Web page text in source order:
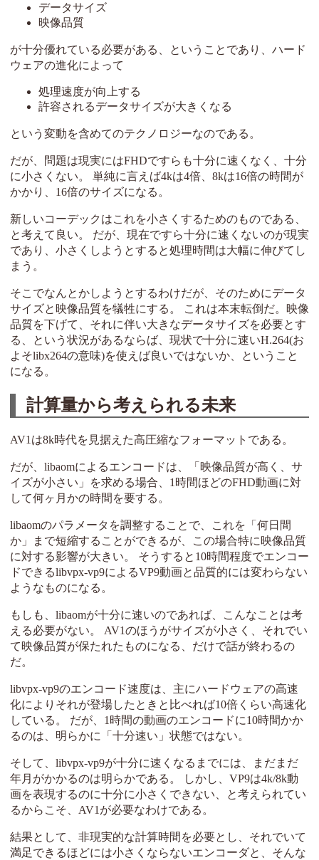
データサイズ
映像品質
が十分優れている必要がある、ということであり、ハード
ウェアの進化によって
処理速度が向上する
許容されるデータサイズが大きくなる
という変動を含めてのテクノロジーなのである。
だが、問題は現実にはFHDですらも十分に速くなく、十分
に小さくない。 単純に言えば4kは4倍、8kは16倍の時間が
かかり、16倍のサイズになる。
新しいコーデックはこれを小さくするためのものである、
と考えて良い。 だが、現在ですら十分に速くないのが現実
であり、小さくしようとすると処理時間は大幅に伸びてし
まう。
そこでなんとかしようとするわけだが、そのためにデータ
サイズと映像品質を犠牲にする。 これは本末転倒だ。映像
品質を下げて、それに伴い大きなデータサイズを必要とす
る、という状況があるならば、現状で十分に速いH.264(お
よそlibx264の意味)を使えば良いではないか、ということ
になる。
計算量から考えられる未来
AV1は8k時代を見据えた高圧縮なフォーマットである。
だが、libaomによるエンコードは、「映像品質が高く、サ
イズが小さい」を求める場合、1時間ほどのFHD動画に対
して何ヶ月かの時間を要する。
libaomのパラメータを調整することで、これを「何日間
か」まで短縮することができるが、この場合特に映像品質
に対する影響が大きい。 そうすると10時間程度でエンコー
ドできるlibvpx-vp9によるVP9動画と品質的には変わらない
ようなものになる。
もしも、libaomが十分に速いのであれば、こんなことは考
える必要がない。 AV1のほうがサイズが小さく、それでい
て映像品質が保たれたものになる、だけで話が終わるの
だ。
libvpx-vp9のエンコード速度は、主にハードウェアの高速
化によりそれが登場したときと比べれば10倍くらい高速化
している。 だが、1時間の動画のエンコードに10時間かか
るのは、明らかに「十分速い」状態ではない。
そして、libvpx-vp9が十分に速くなるまでには、まだまだ
年月がかかるのは明らかである。 しかし、VP9は4k/8k動
画を表現するのに十分に小さくできない、と考えられてい
るからこそ、AV1が必要なわけである。
結果として、非現実的な計算時間を必要とし、それでいて
満足できるほどには小さくならないエンコーダと、そんな